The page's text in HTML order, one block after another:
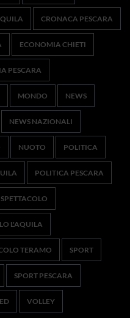
CRONACA PESCARA
ECONOMIA CHIETI
PESCARA
MONDO NEWS
NEWS NAZIONALI
NUOTO POLITICA
POLITICA PESCARA
SPETTACOLO
L'AQUILA
TERAMO SPORT
SPORT PESCARA
VOLLEY